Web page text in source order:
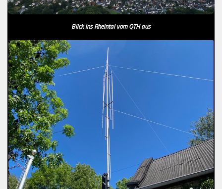
Blick ins Rheintal vom QTH aus